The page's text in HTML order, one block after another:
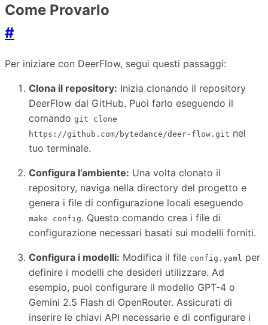
Come Provarlo
#
Per iniziare con DeerFlow, segui questi passaggi:
Clona il repository: Inizia clonando il repository
DeerFlow dal GitHub. Puoi farlo eseguendo il
comando git clone
https://github.com/bytedance/deer-flow.git nel
tuo terminale.
Configura l’ambiente: Una volta clonato il
repository, naviga nella directory del progetto e
genera i file di configurazione locali eseguendo
make config. Questo comando crea i file di
configurazione necessari basati sui modelli forniti.
Configura i modelli: Modifica il file config.yaml per
definire i modelli che desideri utilizzare. Ad
esempio, puoi configurare il modello GPT-4 o
Gemini 2.5 Flash di OpenRouter. Assicurati di
inserire le chiavi API necessarie e di configurare i